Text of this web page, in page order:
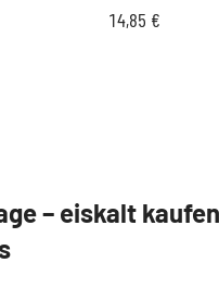
14,85 €
– eiskalt